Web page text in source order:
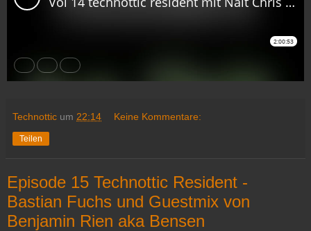
Technottic um 22:14 Keine Kommentare:
Teilen
Episode 15 Technottic Resident -
Bastian Fuchs und Guestmix von
Benjamin Rien aka Bensen